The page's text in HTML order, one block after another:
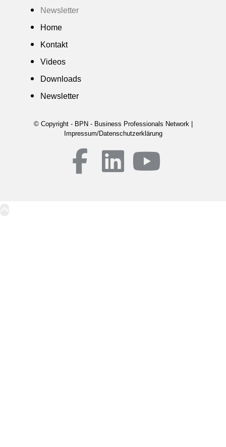
Newsletter
Home
Kontakt
Videos
Downloads
Newsletter
© Copyright - BPN - Business Professionals Network |
Impressum/Datenschutzerklärung